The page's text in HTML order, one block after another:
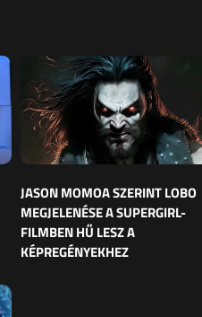
JASON MOMOA SZERINT LOBO
MEGJELENÉSE A SUPERGIRL-
FILMBEN HŰ LESZ A
KÉPREGÉNYEKHEZ